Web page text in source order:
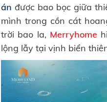
án được bao bọc giữa
mình trong cồn cát
trời bao la, Merryhome
lộng lẫy tại vịnh biển